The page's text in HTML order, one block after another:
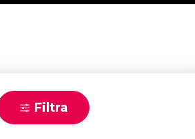
Filtra
Chiamaci